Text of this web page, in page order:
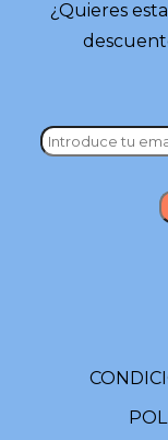
¿Quieres